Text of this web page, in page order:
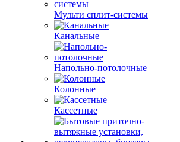
Мульти сплит-системы
Канальные
Напольно-потолочные
Колонные
Кассетные